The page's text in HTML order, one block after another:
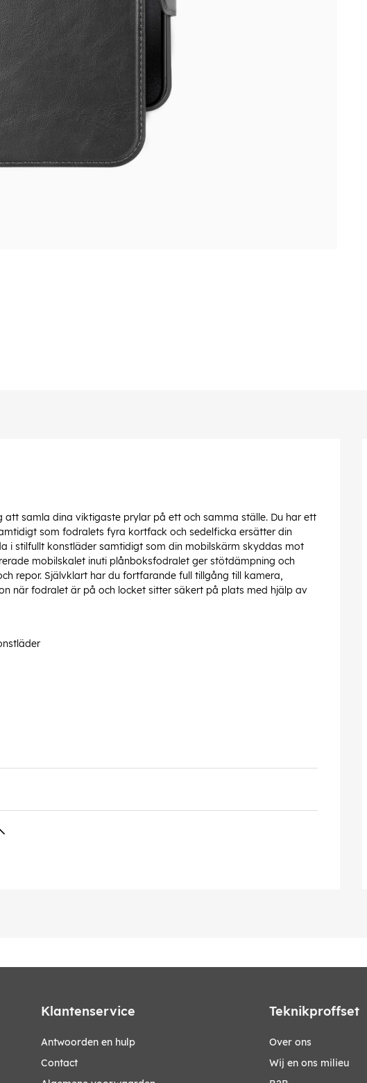
att samla dina viktigaste prylar på ett och samma ställe. Du har ett
som fodralets fyra kortfack och sedelficka ersätter din
i stilfullt konstläder samtidigt som din mobilskärm skyddas mot
mobilskalet inuti plånboksfodralet ger stötdämpning och
repor. Självklart har du fortfarande full tillgång till kamera,
när fodralet är på och locket sitter säkert på plats med hjälp av
Klantenservice
Antwoorden en hulp
Contact
Teknikproffset
Over ons
Wij en ons milieu